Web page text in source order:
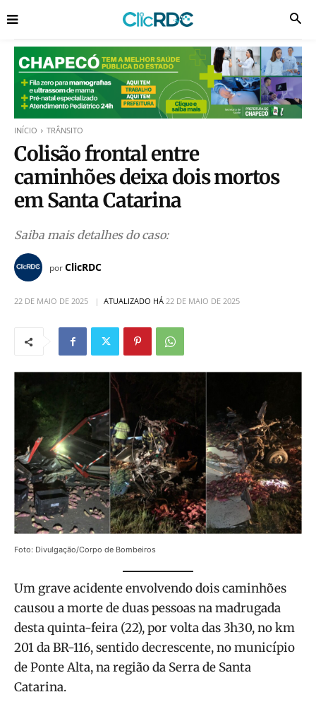
INÍCIO TRÂNSITO
Colisão frontal entre
caminhões deixa dois mortos
em Santa Catarina
Saiba mais detalhes do caso:
porClicRDC
22 DE MAIO DE 2025 ATUALIZADO HÁ 22 DE MAIO DE 2025
Foto: Divulgação/Corpo de Bombeiros
Um grave acidente envolvendo dois caminhões
causou a morte de duas pessoas na madrugada
desta quinta-feira (22), por volta das 3h30, no km
201 da BR-116, sentido decrescente, no município
de Ponte Alta, na região da Serra de Santa
Catarina.